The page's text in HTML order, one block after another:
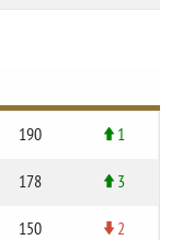
190 1
178 3
150 2